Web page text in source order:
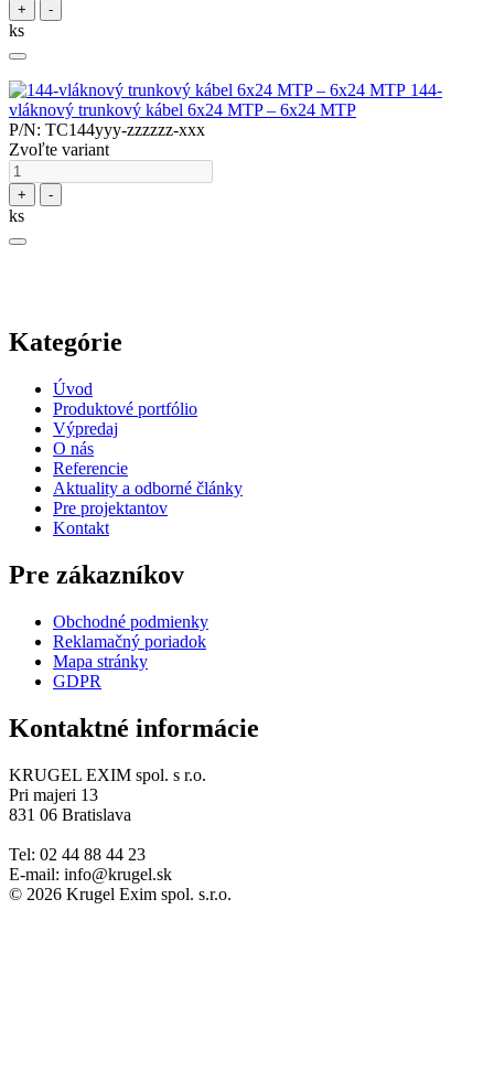
+ -
ks
144-
vláknový trunkový kábel 6x24 MTP – 6x24 MTP
P/N: TC144yyy-zzzzzz-xxx
Zvoľte variant
+ -
ks
Kategórie
Úvod
Produktové portfólio
Výpredaj
O nás
Referencie
Aktuality a odborné články
Pre projektantov
Kontakt
Pre zákazníkov
Obchodné podmienky
Reklamačný poriadok
Mapa stránky
GDPR
Kontaktné informácie
KRUGEL EXIM spol. s r.o.
Pri majeri 13
831 06 Bratislava
Tel: 02 44 88 44 23
E-mail: info@krugel.sk
© 2026 Krugel Exim spol. s.r.o.